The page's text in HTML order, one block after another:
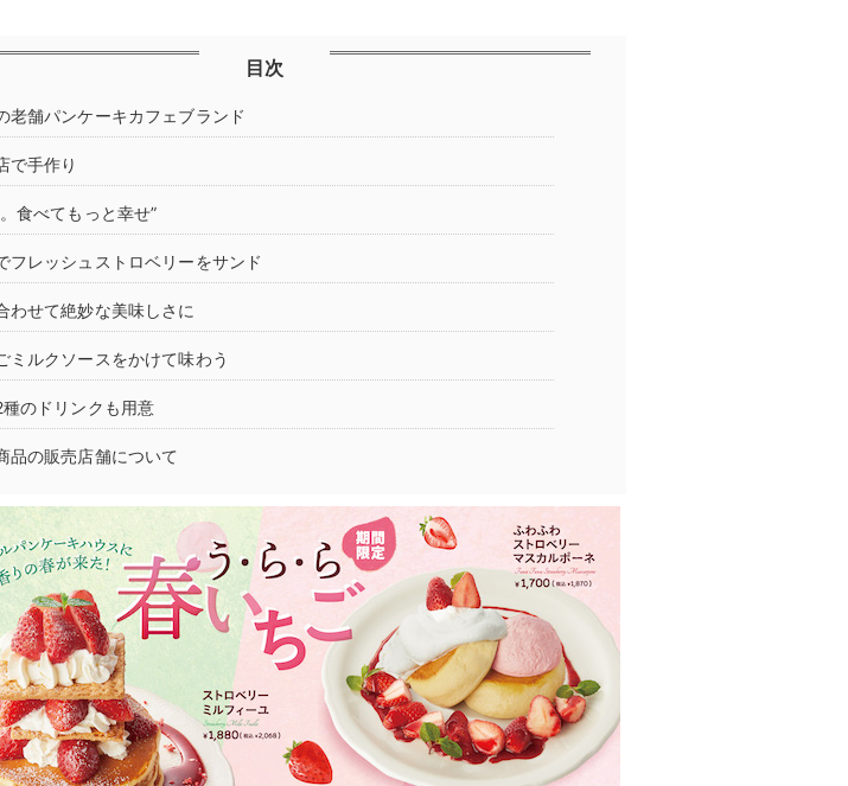
目次
老舗パンケーキカフェブランド
で手作り
食べてもっと幸せ”
フレッシュストロベリーをサンド
わせて絶妙な美味しさに
ミルクソースをかけて味わう
のドリンクも用意
品の販売店舗について